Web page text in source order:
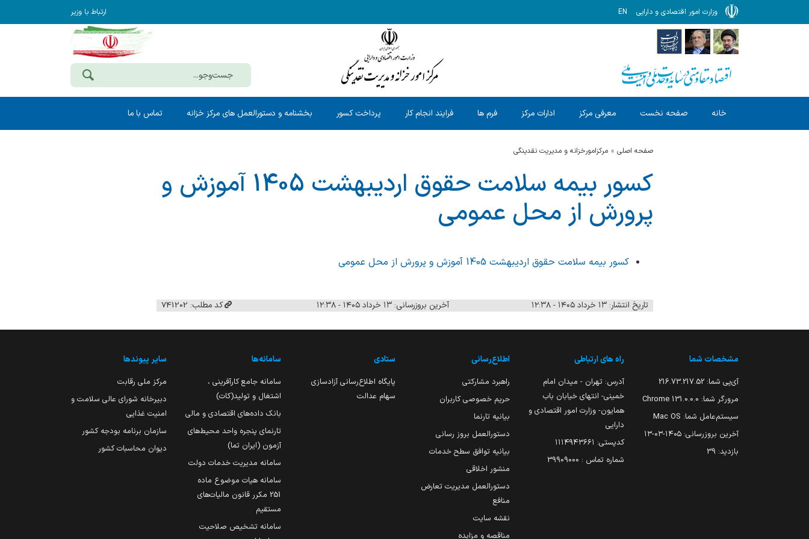
وزارت امور اقتصادی و دارایی EN ارتباط با وزیر
خانه صفحه نخست معرفی مرکز ادارات مرکز فرم ها فرایند انجام کار پرداخت کسور بخشنامه و دستورالعمل های مرکز خزانه تماس با ما
صفحه اصلی مرکزامورخزانه و مدیریت نقدینگی
کسور بیمه سلامت حقوق اردیبهشت 1405 آموزش و
پرورش از محل عمومی
کسور بیمه سلامت حقوق اردیبهشت 1405 آموزش و پرورش از محل عمومی
تاریخ انتشار: ۱۳ خرداد ۱۴۰۵ - ۱۲:۳۸ آخرین بروزرسانی: ۱۳ خرداد ۱۴۰۵ - ۱۲:۳۸ کد مطلب: 741202
مشخصات شما
آی‌پی شما: 216.73.217.52
مرورگر شما: 131.0.0.0 Chrome
سیستم‌عامل شما: Mac OS
آخرین بروزرسانی: ۱۴۰۵-۰۳-۱۳
بازدید: 39
راه های ارتباطی
آدرس: تهران - میدان امام
خمینی- انتهای خیابان باب
همایون- وزارت امور اقتصادی و
دارایی
کدپستی: ۱۱۱۴۹۴۳۶۶۱
شماره تماس : 39909000
اطلاع‌رسانی
راهبرد مشارکتی
حریم خصوصی کاربران
بیانیه تارنما
دستورالعمل بروز رسانی
بیانیه توافق سطح خدمات
منشور اخلاقی
دستورالعمل مدیریت تعارض
منافع
نقشه سایت
مناقصه و مزایده
ستادی
پایگاه اطلاع‌رسانی آزادسازی
سهام عدالت
سامانه‌ها
سامانه جامع کارآفرینی ،
اشتغال و تولید(کات)
بانک داده‌های اقتصادی و مالی
تارنمای پنجره واحد محیط‌های
آزمون (ایران تما)
سامانه مدیریت خدمات دولت
سامانه هیات موضوع ماده
251 مکرر قانون مالیات‌های
مستقیم
سامانه تشخیص صلاحیت
سایر پیوندها
مرکز ملی رقابت
دبیرخانه شورای عالی سلامت و
امنیت غذایی
سازمان برنامه بودجه کشور
دیوان محاسبات کشور